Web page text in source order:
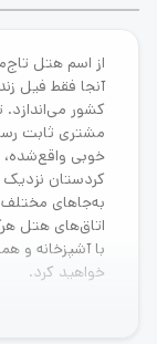
از اسم هتل
آنجا فقط فیل
کشور
مشتری ثابت
خوبی واقع‌شده،
کردستان
به‌جاهای
اتاق‌های هتل
با آشپزخانه و
خواهید کرد.